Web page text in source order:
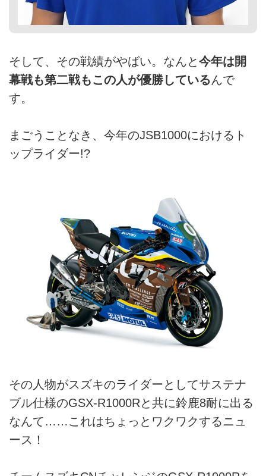
そして、その戦績がやばい。なんと今年は開
幕戦も第二戦もこの人が優勝しているんで
す。
まごうことなき、今年のJSB1000におけるト
ップライダー!?
その人物がスズキのライダーとしてサステナ
ブル仕様のGSX-R1000Rと共に鈴鹿8耐に出る
なんて……これはちょっとワクワクするニュ
ース！